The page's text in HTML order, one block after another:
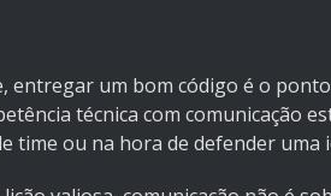
entregar um bom código é o
técnica com comunicação
time ou na hora de defender uma